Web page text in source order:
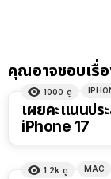
คุณอาจชอบเรื่อ
1000 ดู
เผยคะแนนปร
iPhone 17
1.2k ดู MAC